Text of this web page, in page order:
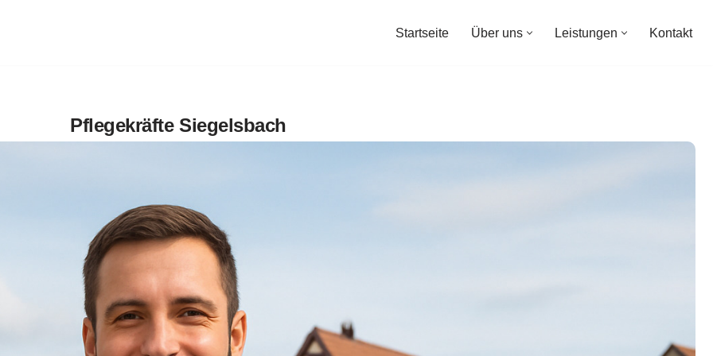
Startseite Über uns Leistungen Kontakt
Pflegekräfte Siegelsbach